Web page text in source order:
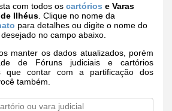
com todos os cartórios e Varas
Ilhéus. Clique no nome da
para detalhes ou digite o nome do
no campo abaixo.
manter os dados atualizados, porém
de Fóruns judiciais e cartórios
que contar com a partificação dos
também.